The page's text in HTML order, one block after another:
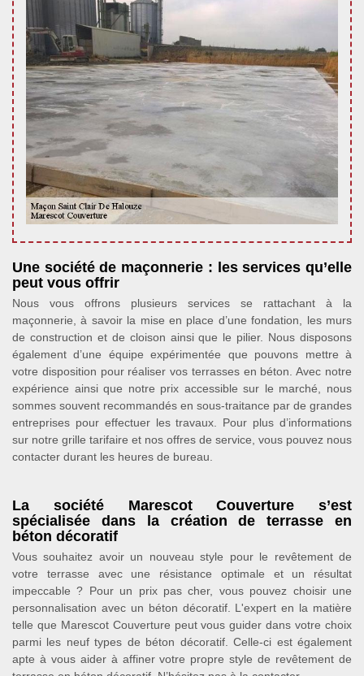
Une société de maçonnerie : les services qu’elle
peut vous offrir
Nous vous offrons plusieurs services se rattachant à la
maçonnerie, à savoir la mise en place d’une fondation, les murs
de construction et de cloison ainsi que le pilier. Nous disposons
également d’une équipe expérimentée que pouvons mettre à
votre disposition pour réaliser vos terrasses en béton. Avec notre
expérience ainsi que notre prix accessible sur le marché, nous
sommes souvent recommandés en sous-traitance par de grandes
entreprises pour effectuer les travaux. Pour plus d’informations
sur notre grille tarifaire et nos offres de service, vous pouvez nous
contacter durant les heures de bureau.
La société Marescot Couverture s’est
spécialisée dans la création de terrasse en
béton décoratif
Vous souhaitez avoir un nouveau style pour le revêtement de
votre terrasse avec une résistance optimale et un résultat
impeccable ? Pour un prix pas cher, vous pouvez choisir une
personnalisation avec un béton décoratif. L'expert en la matière
telle que Marescot Couverture peut vous guider dans votre choix
parmi les neuf types de béton décoratif. Celle-ci est également
apte à vous aider à affiner votre propre style de revêtement de